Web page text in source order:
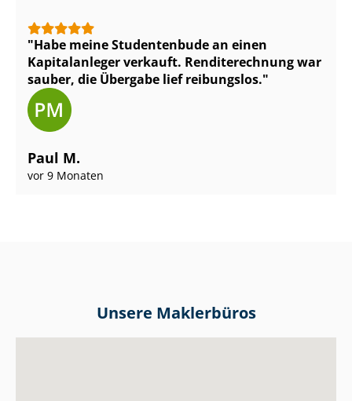
Habe meine Studentenbude an einen
Kapitalanleger verkauft. Renditerechnung war
sauber, die Übergabe lief reibungslos.
Paul M.
vor 9 Monaten
Unsere Maklerbüros